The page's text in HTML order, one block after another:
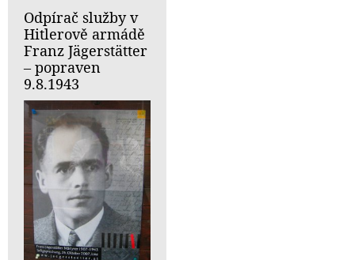
Odpírač služby v
Hitlerově armádě
Franz Jägerstätter
– popraven
9.8.1943